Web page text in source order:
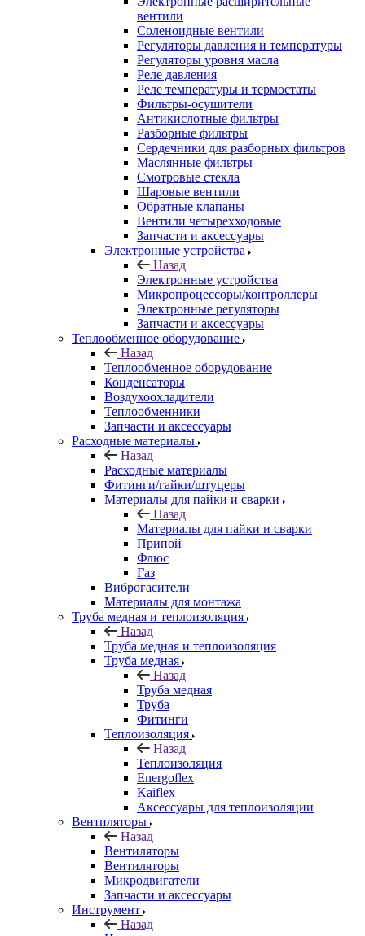
вентили
Соленоидные вентили
Регуляторы давления и температуры
Регуляторы уровня масла
Реле давления
Реле температуры и термостаты
Фильтры-осушители
Антикислотные фильтры
Разборные фильтры
Сердечники для разборных фильтров
Маслянные фильтры
Смотровые стекла
Шаровые вентили
Обратные клапаны
Вентили четырехходовые
Запчасти и аксессуары
Электронные устройства
Назад
Электронные устройства
Микропроцессоры/контроллеры
Электронные регуляторы
Запчасти и аксессуары
Теплообменное оборудование
Назад
Теплообменное оборудование
Конденсаторы
Воздухоохладители
Теплообменники
Запчасти и аксессуары
Расходные материалы
Назад
Расходные материалы
Фитинги/гайки/штуцеры
Материалы для пайки и сварки
Назад
Материалы для пайки и сварки
Припой
Флюс
Газ
Виброгасители
Материалы для монтажа
Труба медная и теплоизоляция
Назад
Труба медная и теплоизоляция
Труба медная
Назад
Труба медная
Труба
Фитинги
Теплоизоляция
Назад
Теплоизоляция
Energoflex
Kaiflex
Аксессуары для теплоизоляции
Вентиляторы
Назад
Вентиляторы
Вентиляторы
Микродвигатели
Запчасти и аксессуары
Инструмент
Назад